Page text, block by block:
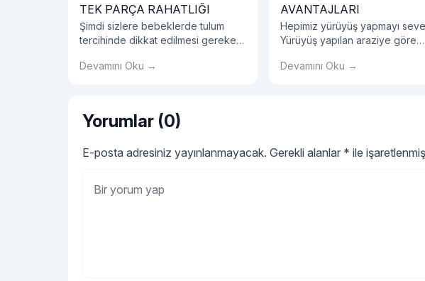
TEK PARÇA RAHATLIĞI
Şimdi sizlere bebeklerde tulum
tercihinde dikkat edilmesi gereken
seçiminin avantajlarını, tulum
Devamını Oku →
AVANTAJLARI
Hepimiz yürüyüş yapmayı
Yürüyüş yapılan araziye göre
etmelisiniz.
Devamını Oku →
Yorumlar (0)
E-posta adresiniz yayınlanmayacak. Gerekli alanlar * ile